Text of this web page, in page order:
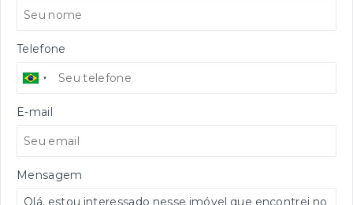
Telefone
E-mail
Mensagem